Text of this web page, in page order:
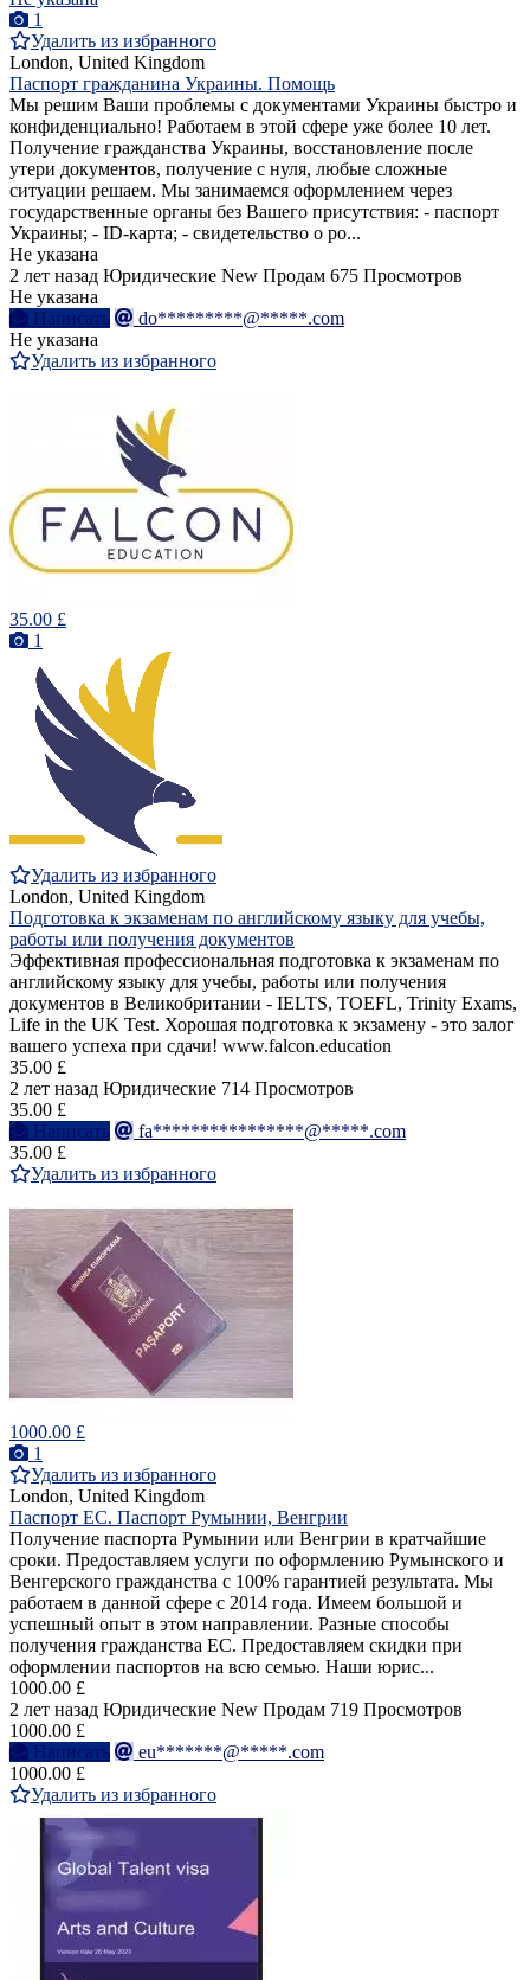
1
Удалить из избранного
London, United Kingdom
Паспорт гражданина Украины. Помощь
Мы решим Ваши проблемы с документами Украины быстро и
конфиденциально! Работаем в этой сфере уже более 10 лет.
Получение гражданства Украины, восстановление после
утери документов, получение с нуля, любые сложные
ситуации решаем. Мы занимаемся оформлением через
государственные органы без Вашего присутствия: - паспорт
Украины; - ID-карта; - свидетельство о ро...
Не указана
2 лет назад Юридические New Продам 675 Просмотров
Не указана
Написать
do*********@*****.com
Не указана
Удалить из избранного
35.00 £
1
Удалить из избранного
London, United Kingdom
Подготовка к экзаменам по английскому языку для учебы,
работы или получения документов
Эффективная профессиональная подготовка к экзаменам по
английскому языку для учебы, работы или получения
документов в Великобритании - IELTS, TOEFL, Trinity Exams,
Life in the UK Test. Хорошая подготовка к экзамену - это залог
вашего успеха при сдачи! www.falcon.education
35.00 £
2 лет назад Юридические 714 Просмотров
35.00 £
Написать
fa****************@*****.com
35.00 £
Удалить из избранного
1000.00 £
1
Удалить из избранного
London, United Kingdom
Паспорт ЕС. Паспорт Румынии, Венгрии
Получение паспорта Румынии или Венгрии в кратчайшие
сроки. Предоставляем услуги по оформлению Румынского и
Венгерского гражданства с 100% гарантией результата. Мы
работаем в данной сфере с 2014 года. Имеем большой и
успешный опыт в этом направлении. Разные способы
получения гражданства ЕС. Предоставляем скидки при
оформлении паспортов на всю семью. Наши юрис...
1000.00 £
2 лет назад Юридические New Продам 719 Просмотров
1000.00 £
Написать
eu*******@*****.com
1000.00 £
Удалить из избранного